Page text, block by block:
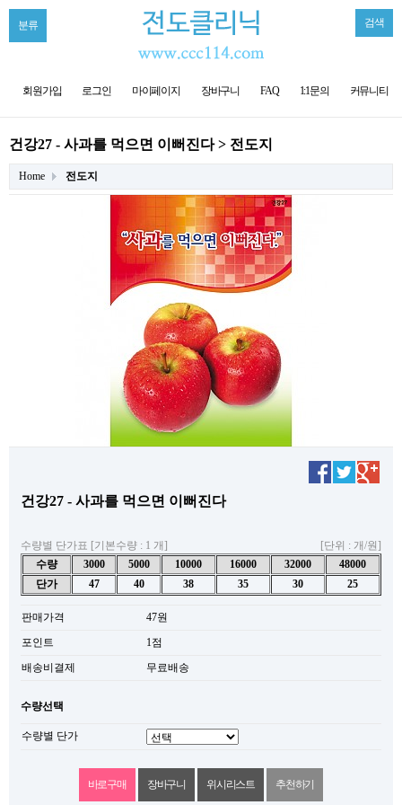
분류 검색
회원가입 로그인 마이페이지 장바구니 FAQ 1:1문의 커뮤니티
건강27 - 사과를 먹으면 이뻐진다 > 전도지
Home 전도지
건강27 - 사과를 먹으면 이뻐진다
수량별 단가표 [기본수량 : 1 개]
[단위 : 개/원]
수량
3000 5000 10000 16000 32000
48000
단가
47 40 38 35 30 25
판매가격
47원
포인트
1점
배송비결제
무료배송
수량선택
수량별 단가
위시리스트 추천하기